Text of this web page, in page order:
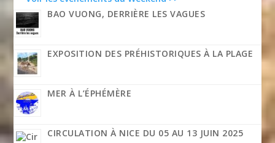
BAO VUONG, DERRIÈRE LES VAGUES
EXPOSITION DES PRÉHISTORIQUES À LA PLAGE
MER À L’ÉPHÉMÈRE
CIRCULATION À NICE DU 05 AU 13 JUIN 2025